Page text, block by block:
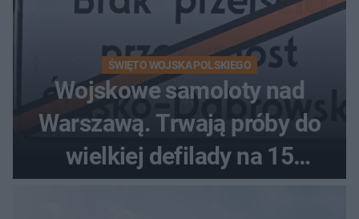
ŚWIĘTO WOJSKA POLSKIEGO
Wojskowe samoloty nad
Warszawą. Trwają próby do
wielkiej defilady na 15